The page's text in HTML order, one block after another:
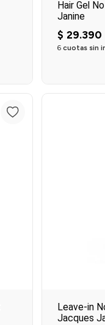
Hair Gel
Janine
$ 29.390
6cuotas sin
Leave-in
Jacques